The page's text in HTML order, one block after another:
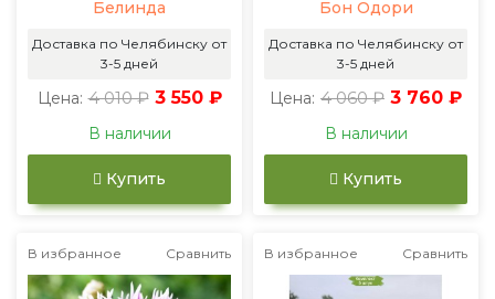
Белинда
Доставка по Челябинску от
3-5 дней
Цена: 4 010 ₽ 3 550 ₽
В наличии
Купить
Бон Одори
Доставка по Челябинску от
3-5 дней
Цена: 4 060 ₽ 3 760 ₽
В наличии
Купить
В избранное Сравнить В избранное Сравнить